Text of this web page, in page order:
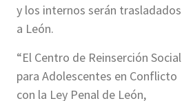
y los internos serán trasladados
a León.
“El Centro de Reinserción Social
para Adolescentes en Conflicto
con la Ley Penal de León,